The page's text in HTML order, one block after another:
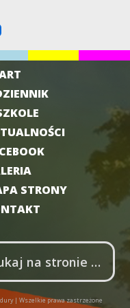
STRONY
| Wszelkie prawa zastrzeżone